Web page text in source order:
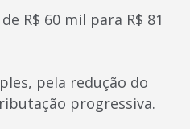
R$ 60 mil para R$ 81
pela redução do
progressiva.